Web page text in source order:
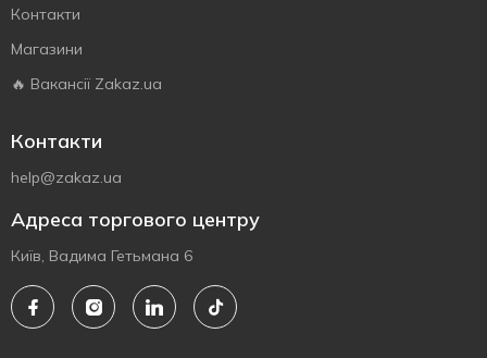
Контакти
Магазини
🔥 Вакансії Zakaz.ua
Контакти
help@zakaz.ua
Адреса торгового центру
Київ, Вадима Гетьмана 6